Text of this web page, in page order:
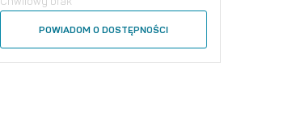
POWIADOM O DOSTĘPNOŚCI